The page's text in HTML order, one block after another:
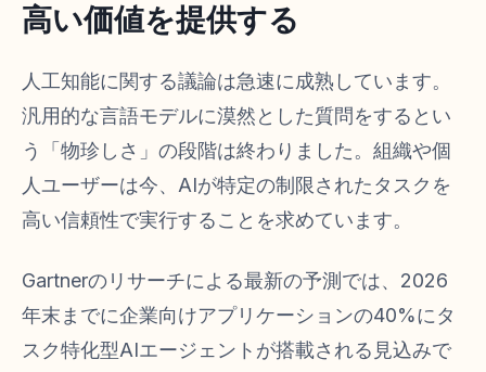
高い価値を提供する
人工知能に関する議論は急速に成熟しています。
汎用的な言語モデルに漠然とした質問をするとい
う「物珍しさ」の段階は終わりました。組織や個
人ユーザーは今、AIが特定の制限されたタスクを
高い信頼性で実行することを求めています。
Gartnerのリサーチによる最新の予測では、2026
年末までに企業向けアプリケーションの40%にタ
スク特化型AIエージェントが搭載される見込みで